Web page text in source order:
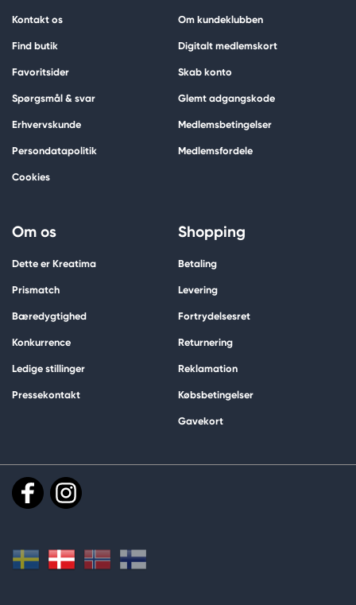
Kontakt os
Find butik
Favoritsider
Spørgsmål & svar
Erhvervskunde
Persondatapolitik
Cookies
Om kundeklubben
Digitalt medlemskort
Skab konto
Glemt adgangskode
Medlemsbetingelser
Medlemsfordele
Om os
Dette er Kreatima
Prismatch
Bæredygtighed
Konkurrence
Ledige stillinger
Pressekontakt
Shopping
Betaling
Levering
Fortrydelsesret
Returnering
Reklamation
Købsbetingelser
Gavekort